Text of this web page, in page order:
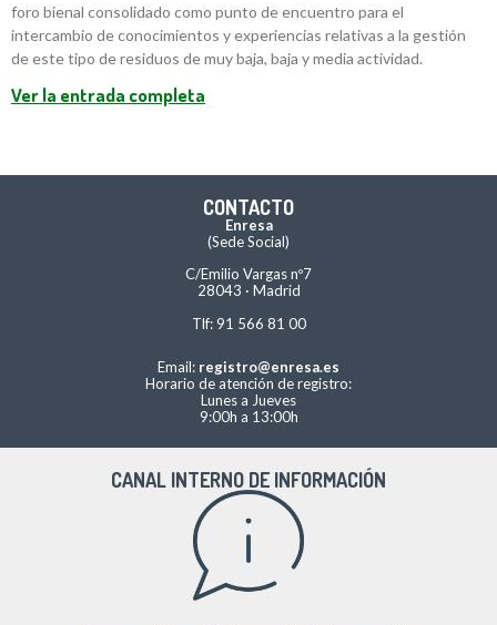
foro bienal consolidado como punto de encuentro para el
intercambio de conocimientos y experiencias relativas a la gestión
de este tipo de residuos de muy baja, baja y media actividad.
Ver la entrada completa
CONTACTO
Enresa
(Sede Social)
C/Emilio Vargas nº7
28043 · Madrid
Tlf: 91 566 81 00
Email: registro@enresa.es
Horario de atención de registro:
Lunes a Jueves
9:00h a 13:00h
CANAL INTERNO DE INFORMACIÓN